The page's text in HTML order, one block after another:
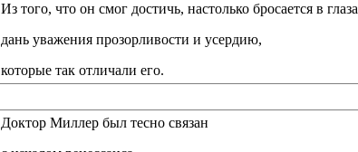
Из того, что он смог достичь, настолько бросается в глаза
дань уважения прозорливости и усердию,
которые так отличали его.
Доктор Миллер был тесно связан